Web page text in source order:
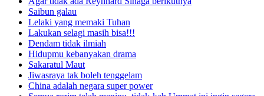
Saibun galau
Lelaki yang memaki Tuhan
Lakukan selagi masih bisa!!!
Dendam tidak ilmiah
Hidupmu kebanyakan drama
Sakaratul Maut
Jiwasraya tak boleh tenggelam
China adalah negara super power